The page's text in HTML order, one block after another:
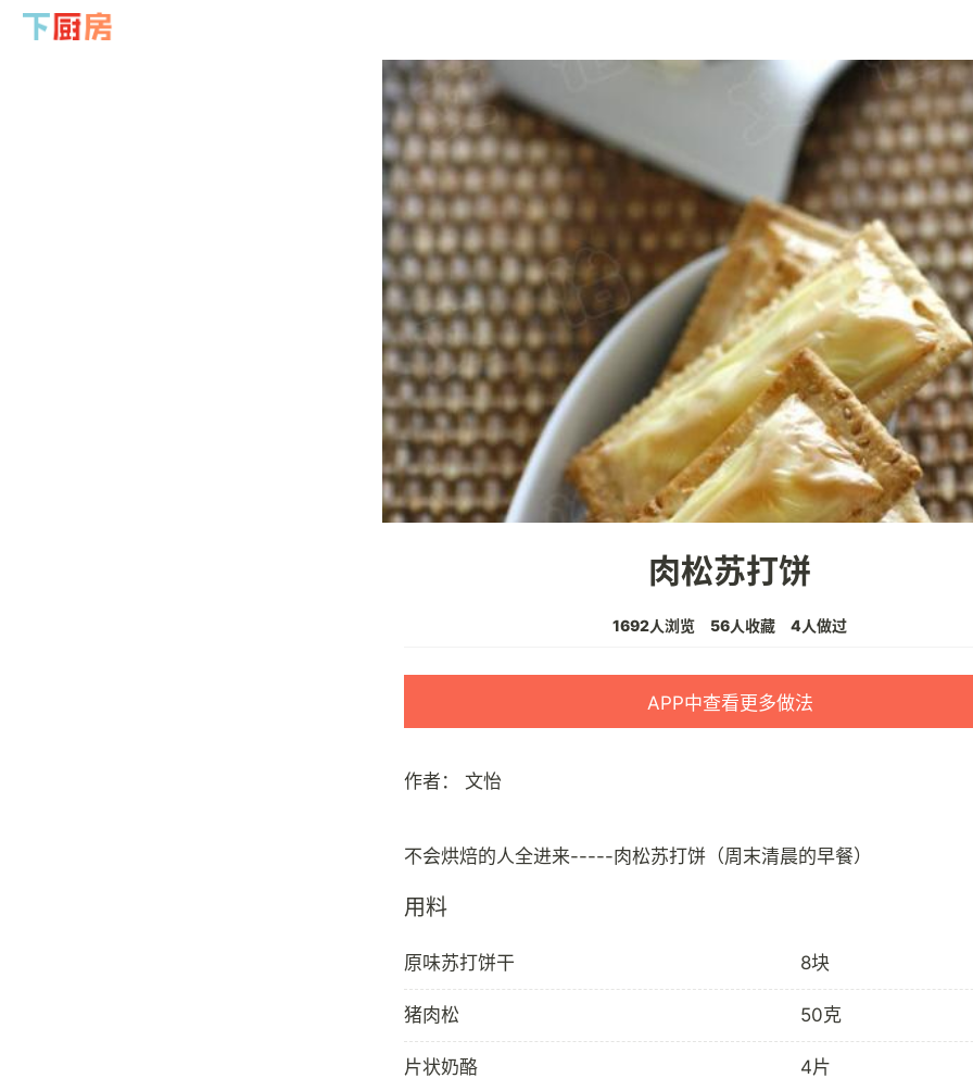
肉松苏打饼
1692人浏览 56人收藏 4人做过
APP中查看更多做法
作者： 文怡
用料
原味苏打饼干 8块
猪肉松 50克
片状奶酪 4片